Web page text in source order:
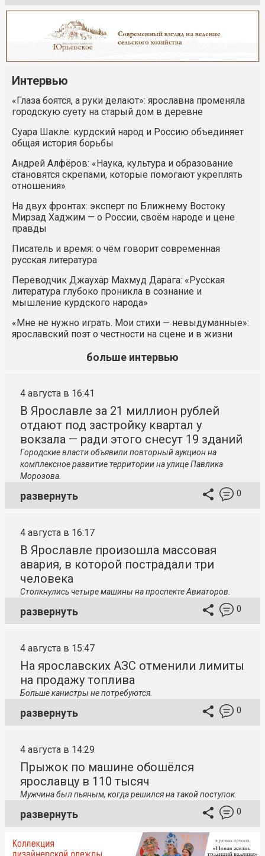
Интервью
«Глаза боятся, а руки делают»: ярославна променяла
городскую суету на старый дом в деревне
Суара Шакле: курдский народ и Россию объединяет
общая история борьбы
Андрей Алфёров: «Наука, культура и образование
становятся скрепами, которые помогают укреплять
отношения»
На двух фронтах: эксперт по Ближнему Востоку
Мирзад Хаджим — о России, своём народе и цене
правды
Писатель и время: о чём говорит современная
русская литература
Переводчик Джаухар Махмуд Дарага: «Русская
литература глубоко проникла в сознание и
мышление курдского народа»
«Мне не нужно играть. Мои стихи — невыдуманные»:
ярославский поэт о честности на сцене и в жизни
больше интервью
4 августа в 16:41
В Ярославле за 21 миллион рублей
отдают под застройку квартал у
вокзала — ради этого снесут 19 зданий
Городские власти объявили повторный аукцион на
комплексное развитие территории на улице Павлика
Морозова.
развернуть 0
4 августа в 16:17
В Ярославле произошла массовая
авария, в которой пострадали три
человека
Столкнулись четыре машины на проспекте Авиаторов.
развернуть 0
4 августа в 15:47
На ярославских АЗС отменили лимиты
на продажу топлива
Больше канистры не потребуются.
развернуть 0
4 августа в 14:29
Прыжок по машине обошёлся
ярославцу в 110 тысяч
Мужчина был пьяным, когда решился на такой поступок.
развернуть 0